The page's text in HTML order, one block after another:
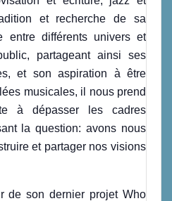
et recherche de sa
entre différents univers et
partageant ainsi ses
et son aspiration à être
musicales, il nous prend
à dépasser les cadres
la question: avons nous
et partager nos visions
de son dernier projet Who